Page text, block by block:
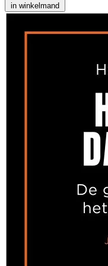
in winkelmand